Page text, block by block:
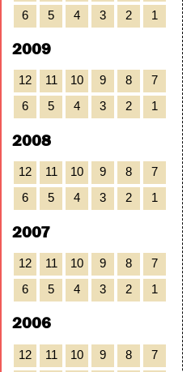
6
5 4 3 2 1
2009
12 11 10 9 8
7
6
5 4 3 2 1
2008
12 11 10 9 8
7
6
5 4 3 2 1
2007
12 11 10 9 8
7
6
5 4 3 2 1
2006
12 11 10 9 8
7